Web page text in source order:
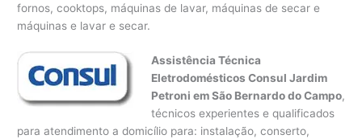
fornos, cooktops, máquinas de lavar, máquinas de secar e
máquinas e lavar e secar.
Assistência Técnica
Eletrodomésticos Consul Jardim
Petroni em São Bernardo do Campo,
técnicos experientes e qualificados
para atendimento a domicílio para: instalação, conserto,